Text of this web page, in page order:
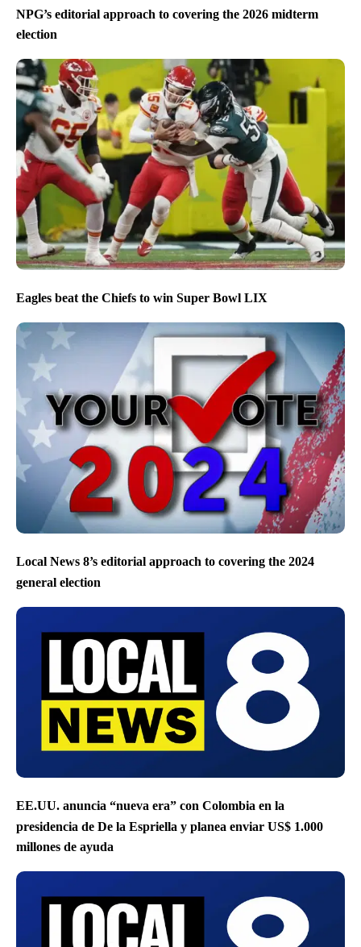
NPG’s editorial approach to covering the 2026 midterm
election
Eagles beat the Chiefs to win Super Bowl LIX
Local News 8’s editorial approach to covering the 2024
general election
EE.UU. anuncia “nueva era” con Colombia en la
presidencia de De la Espriella y planea enviar US$ 1.000
millones de ayuda